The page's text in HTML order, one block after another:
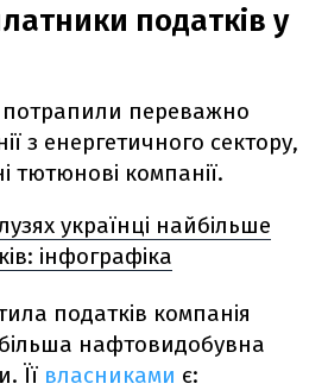
податків у
потрапили переважно
з енергетичного сектору,
тютюнові компанії.
українці найбільше
інфографіка
податків компанія
нафтовидобувна
Її власниками є: